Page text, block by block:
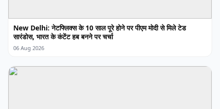
New Delhi: नेटफ्लिक्स के 10 साल पूरे होने पर पीएम मोदी से मिले टेड
सारंडोस, भारत के कंटेंट हब बनने पर चर्चा
06 Aug 2026